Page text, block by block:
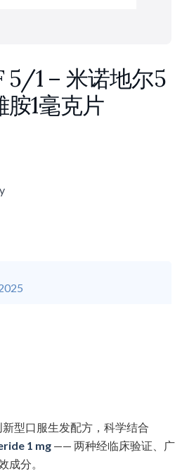
1 – 米诺地尔5
胺1毫克片
型口服生发配方，科学结合
1 mg —— 两种经临床验证、广
成分。